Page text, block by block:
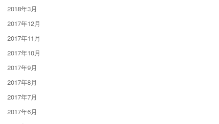
2018年3月
2017年12月
2017年11月
2017年10月
2017年9月
2017年8月
2017年7月
2017年6月